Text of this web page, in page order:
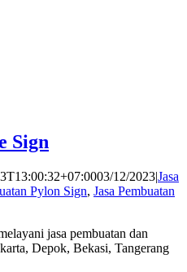
Sign
03/12/2023|Jasa
Pylon Sign, Jasa Pembuatan
jasa pembuatan dan
Depok, Bekasi, Tangerang